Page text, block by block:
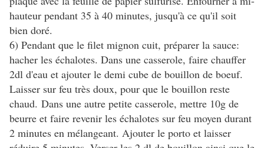
hauteur pendant 35 à 40 minutes, jusqu'à ce qu'il soit
bien doré.
6) Pendant que le filet mignon cuit, préparer la sauce:
hacher les échalotes. Dans une casserole, faire chauffer
2dl d'eau et ajouter le demi cube de bouillon de boeuf.
Laisser sur feu très doux, pour que le bouillon reste
chaud. Dans une autre petite casserole, mettre 10g de
beurre et faire revenir les échalotes sur feu moyen durant
2 minutes en mélangeant. Ajouter le porto et laisser